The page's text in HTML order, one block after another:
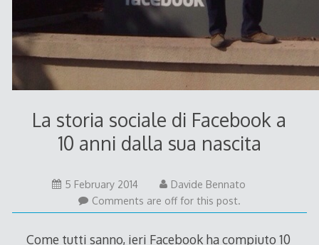
La storia sociale di Facebook a
10 anni dalla sua nascita
5 February 201411
February
2014
Davide Bennato
Comments are off for this post.
Come tutti sanno, ieri Facebook ha compiuto 10